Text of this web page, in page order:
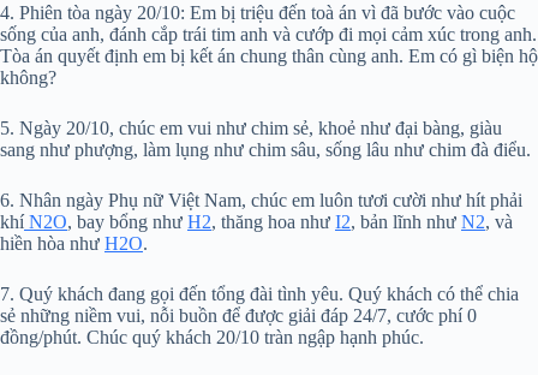
4. Phiên tòa ngày 20/10: Em bị triệu đến toà án vì đã bước vào cuộc
sống của anh, đánh cắp trái tim anh và cướp đi mọi cảm xúc trong anh.
Tòa án quyết định em bị kết án chung thân cùng anh. Em có gì biện hộ
không?
5. Ngày 20/10, chúc em vui như chim sẻ, khoẻ như đại bàng, giàu
sang như phượng, làm lụng như chim sâu, sống lâu như chim đà điểu.
6. Nhân ngày Phụ nữ Việt Nam, chúc em luôn tươi cười như hít phải
khíN2O, bay bổng như H2, thăng hoa như I2, bản lĩnh như N2, và
hiền hòa như H2O.
7. Quý khách đang gọi đến tổng đài tình yêu. Quý khách có thể chia
sẻ những niềm vui, nỗi buồn để được giải đáp 24/7, cước phí 0
đồng/phút. Chúc quý khách 20/10 tràn ngập hạnh phúc.